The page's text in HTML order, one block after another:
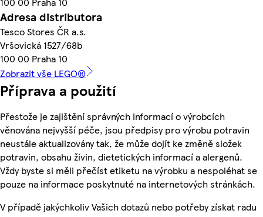
Adresa distributora
Tesco Stores ČR a.s.
Vršovická 1527/68b
100 00 Praha 10
Zobrazit vše LEGO®
Příprava a použití
Přestože je zajištění správných informací o výrobcích
věnována nejvyšší péče, jsou předpisy pro výrobu potravin
neustále aktualizovány tak, že může dojít ke změně složek
potravin, obsahu živin, dietetických informací a alergenů.
Vždy byste si měli přečíst etiketu na výrobku a nespoléhat se
pouze na informace poskytnuté na internetových stránkách.
V případě jakýchkoliv Vašich dotazů nebo potřeby získat radu